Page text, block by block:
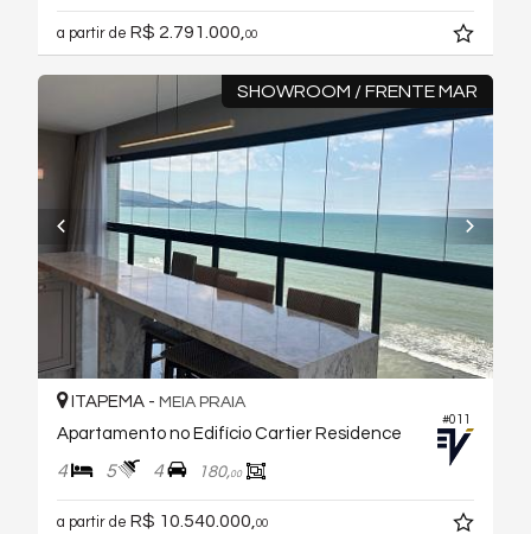
a partir de R$ 2.791.000, 00
SHOWROOM / FRENTE MAR
#011
ITAPEMA - MEIA PRAIA
Apartamento no Edifício Cartier Residence
4 5 4 180,00
a partir de R$ 10.540.000, 00